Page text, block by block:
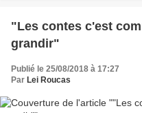
"Les contes c'est
grandir"
Publié le 25/08/2018 à 17:27
Par Lei Roucas